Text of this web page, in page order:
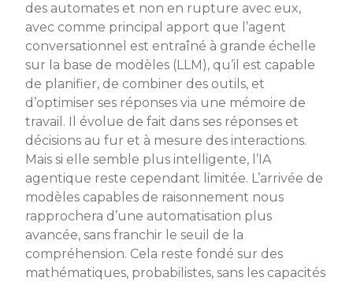
des automates et non en rupture avec eux,
avec comme principal apport que l’agent
conversationnel est entraîné à grande échelle
sur la base de modèles (LLM), qu’il est capable
de planifier, de combiner des outils, et
d’optimiser ses réponses via une mémoire de
travail. Il évolue de fait dans ses réponses et
décisions au fur et à mesure des interactions.
Mais si elle semble plus intelligente, l’IA
agentique reste cependant limitée. L’arrivée de
modèles capables de raisonnement nous
rapprochera d’une automatisation plus
avancée, sans franchir le seuil de la
compréhension. Cela reste fondé sur des
mathématiques, probabilistes, sans les capacités